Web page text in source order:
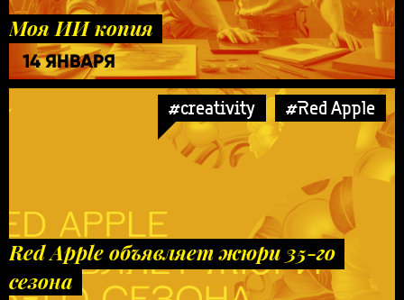
Моя ИИ копия
14 ЯНВАРЯ
#creativity #Red Apple
Red Apple объявляет жюри 35-го
сезона